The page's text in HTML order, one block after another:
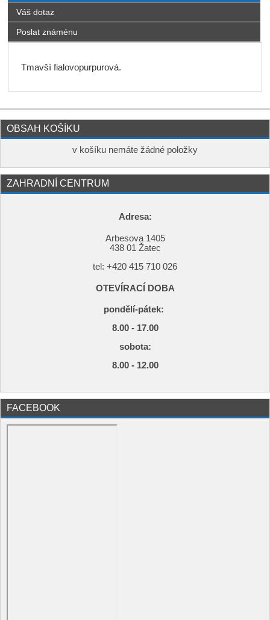
Váš dotaz
Poslat známénu
Tmavší fialovopurpurová.
OBSAH KOŠÍKU
v košíku nemáte žádné položky
ZAHRADNÍ CENTRUM
Adresa:
Arbesova 1405
438 01 Žatec
tel: +420 415 710 026
OTEVÍRACÍ DOBA
pondělí-pátek:
8.00 - 17.00
sobota:
8.00 - 12.00
FACEBOOK